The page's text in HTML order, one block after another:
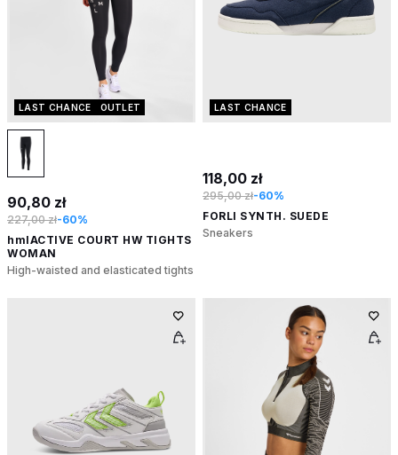
LAST CHANCE OUTLET
90,80 zł
227,00 zł-60%
hmlACTIVE COURT HW TIGHTS
WOMAN
High-waisted and elasticated tights
LAST CHANCE
118,00 zł
295,00 zł-60%
FORLI SYNTH. SUEDE
Sneakers